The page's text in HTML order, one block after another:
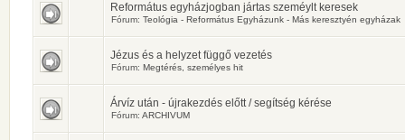
Református egyházjogban jártas szeméylt keresek
Fórum: Teológia - Református Egyházunk - Más keresztyén egyházak
Jézus és a helyzet függő vezetés
Fórum: Megtérés, személyes hit
Árvíz után - újrakezdés előtt / segítség kérése
Fórum: ARCHIVUM